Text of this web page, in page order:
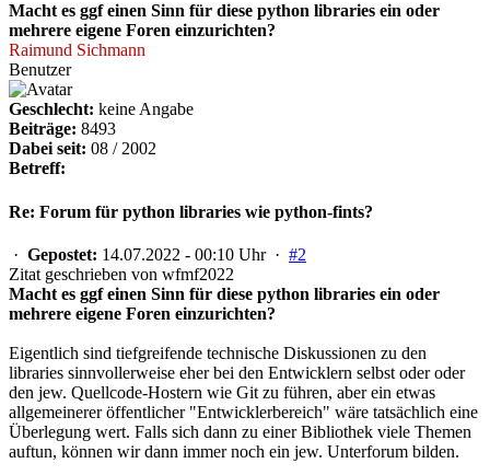
Macht es ggf einen Sinn für diese python libraries ein oder
mehrere eigene Foren einzurichten?
Raimund Sichmann
Benutzer
Geschlecht: keine Angabe
Beiträge: 8493
Dabei seit: 08 / 2002
Betreff:
Re: Forum für python libraries wie python-fints?
· Gepostet: 14.07.2022 - 00:10 Uhr · #2
Zitat geschrieben von wfmf2022
Macht es ggf einen Sinn für diese python libraries ein oder
mehrere eigene Foren einzurichten?
Eigentlich sind tiefgreifende technische Diskussionen zu den
libraries sinnvollerweise eher bei den Entwicklern selbst oder oder
den jew. Quellcode-Hostern wie Git zu führen, aber ein etwas
allgemeinerer öffentlicher "Entwicklerbereich" wäre tatsächlich eine
Überlegung wert. Falls sich dann zu einer Bibliothek viele Themen
auftun, können wir dann immer noch ein jew. Unterforum bilden.